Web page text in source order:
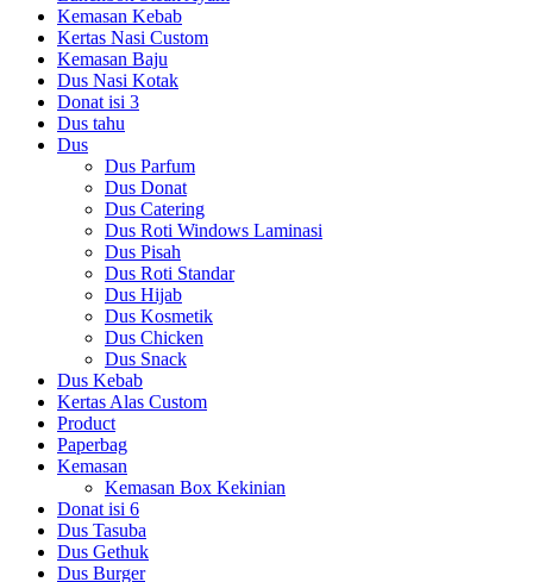
Kemasan Kebab
Kertas Nasi Custom
Kemasan Baju
Dus Nasi Kotak
Donat isi 3
Dus tahu
Dus
Dus Parfum
Dus Donat
Dus Catering
Dus Roti Windows Laminasi
Dus Pisah
Dus Roti Standar
Dus Hijab
Dus Kosmetik
Dus Chicken
Dus Snack
Dus Kebab
Kertas Alas Custom
Product
Paperbag
Kemasan
Kemasan Box Kekinian
Donat isi 6
Dus Tasuba
Dus Gethuk
Dus Burger